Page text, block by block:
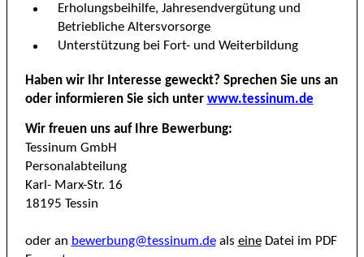
Erholungsbeihilfe, Jahresendvergütung und
Betriebliche Altersvorsorge
Unterstützung bei Fort- und Weiterbildung
Haben wir Ihr Interesse geweckt? Sprechen Sie uns an
oder informieren Sie sich unter www.tessinum.de
Wir freuen uns auf Ihre Bewerbung:
Tessinum GmbH
Personalabteilung
Karl- Marx-Str. 16
18195 Tessin
oder an bewerbung@tessinum.deals eineDatei im PDF